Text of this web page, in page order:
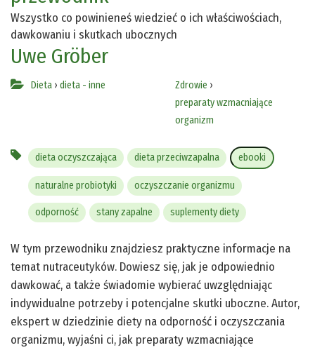
Wszystko co powinieneś wiedzieć o ich właściwościach,
dawkowaniu i skutkach ubocznych
Uwe Gröber
Dieta › dieta - inne Zdrowie ›
preparaty wzmacniające
organizm
dieta oczyszczająca dieta przeciwzapalna ebooki
naturalne probiotyki oczyszczanie organizmu
odporność stany zapalne suplementy diety
W tym przewodniku znajdziesz praktyczne informacje na
temat nutraceutyków. Dowiesz się, jak je odpowiednio
dawkować, a także świadomie wybierać uwzględniając
indywidualne potrzeby i potencjalne skutki uboczne. Autor,
ekspert w dziedzinie diety na odporność i oczyszczania
organizmu, wyjaśni ci, jak preparaty wzmacniające